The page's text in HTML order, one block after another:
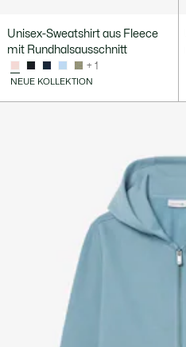
Unisex-Sweatshirt aus Fleece
mit Rundhalsausschnitt
+ 1
NEUE KOLLEKTION